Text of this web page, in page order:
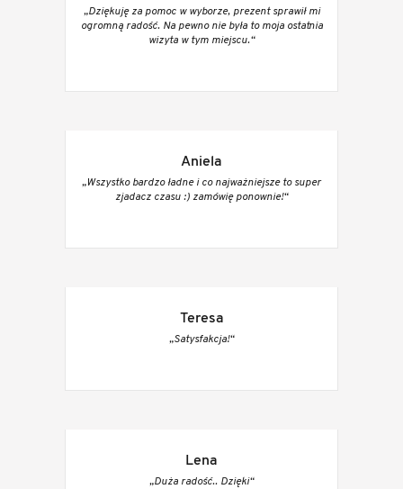
„Dziękuję za pomoc w wyborze, prezent sprawił mi
ogromną radość. Na pewno nie była to moja ostatnia
wizyta w tym miejscu.“
Aniela
„Wszystko bardzo ładne i co najważniejsze to super
zjadacz czasu :) zamówię ponownie!“
Teresa
„Satysfakcja!“
Lena
„Duża radość.. Dzięki“